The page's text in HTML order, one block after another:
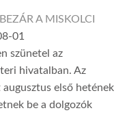
A MISKOLCI
01
szünetel az
hivatalban. Az
első hetének
be a dolgozók